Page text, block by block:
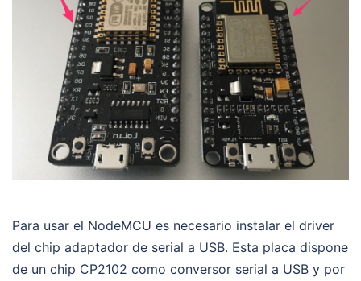
Para usar el NodeMCU es necesario instalar el driver
del chip adaptador de serial a USB. Esta placa dispone
de un chip CP2102 como conversor serial a USB y por